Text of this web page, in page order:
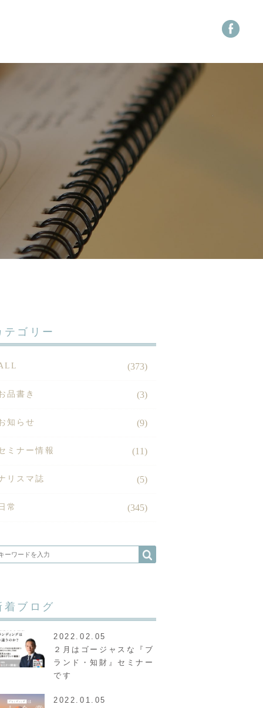
テゴリー
(373)
品書き (3)
知らせ (9)
ミナー情報 (11)
リスマ誌 (5)
常 (345)
着ブログ
2022.02.05
２月はゴージャスな『ブ
ランド・知財』セミナー
です
2022.01.05